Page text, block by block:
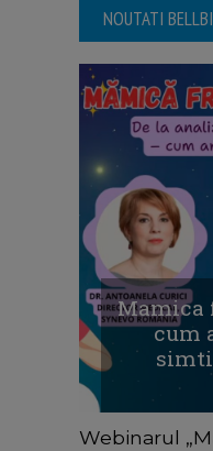
NOUTATI
Mamica
cum
Webinarul